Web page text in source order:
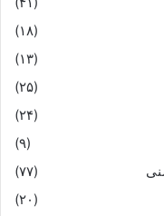
(۱۸)
(۱۳)
(۲۵)
(۲۴)
(۹)
(۷۷)
(۲۰)